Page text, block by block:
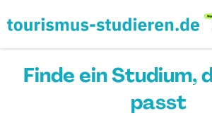
Finde ein Studium,
passt